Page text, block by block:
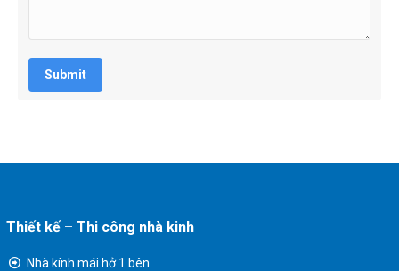
Submit
Thiết kế – Thi công nhà kinh
Nhà kính mái hở 1 bên